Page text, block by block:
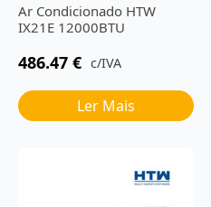
Ar Condicionado HTW
IX21E 12000BTU
486.47 € c/IVA
Ler Mais